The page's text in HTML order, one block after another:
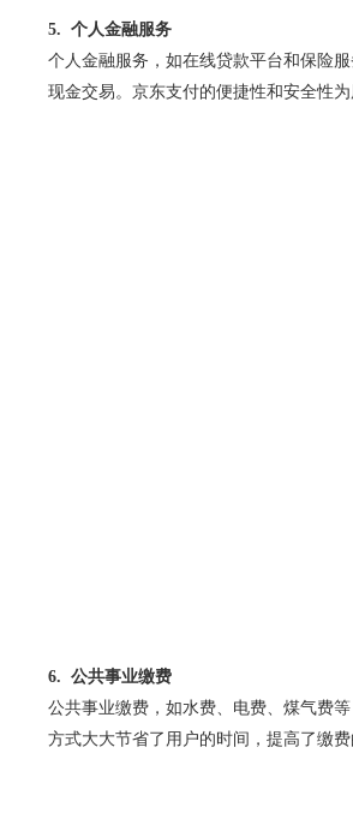
5. 个人金融服务
个人金融服务，如在线贷款平台和保险
现金交易。京东支付的便捷性和安全性
6. 公共事业缴费
公共事业缴费，如水费、电费、煤气费
方式大大节省了用户的时间，提高了缴